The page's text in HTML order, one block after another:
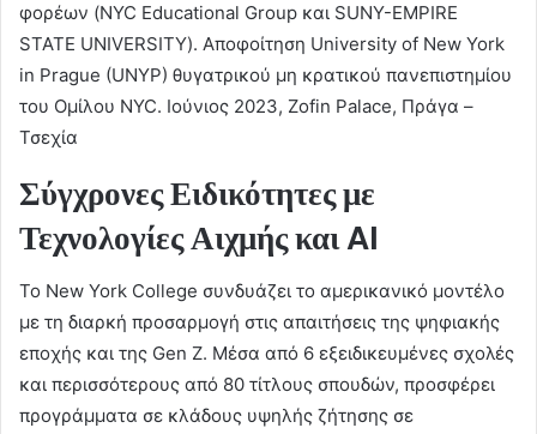
φορέων (NYC Educational Group και SUNY-EMPIRE
STATE UNIVERSITY). Αποφοίτηση University of New York
in Prague (UNYP) θυγατρικού μη κρατικού πανεπιστημίου
του Ομίλου NYC. Ιούνιος 2023, Zofin Palace, Πράγα –
Τσεχία
Σύγχρονες Ειδικότητες με
Τεχνολογίες Αιχμής καιAI
Το New York College συνδυάζει το αμερικανικό μοντέλο
με τη διαρκή προσαρμογή στις απαιτήσεις της ψηφιακής
εποχής και της Gen Z. Μέσα από 6 εξειδικευμένες σχολές
και περισσότερους από 80 τίτλους σπουδών, προσφέρει
προγράμματα σε κλάδους υψηλής ζήτησης σε